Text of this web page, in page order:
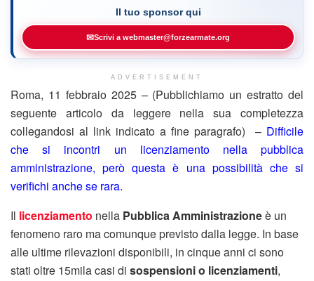
Il tuo sponsor qui
✉Scrivi a webmaster@forzearmate.org
ADVERTISEMENT
Roma, 11 febbraio 2025 – (Pubblichiamo un estratto del
seguente articolo da leggere nella sua completezza
collegandosi al link indicato a fine paragrafo) – Difficile
che si incontri un licenziamento nella pubblica
amministrazione, però questa è una possibilità che si
verifichi anche se rara.
Il licenziamento nella Pubblica Amministrazioneè un
fenomeno raro ma comunque previsto dalla legge. In base
alle ultime rilevazioni disponibili, in cinque anni ci sono
stati oltre 15mila casi di sospensioni o licenziamenti,